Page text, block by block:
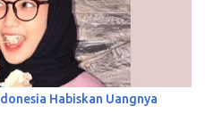
Habiskan Uangnya